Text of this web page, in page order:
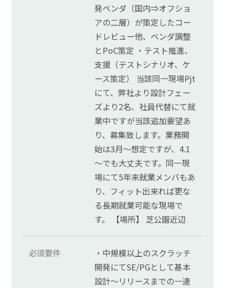
発ベンダ（国内⇒オフショ
アの二層）が策定したコー
ドレビュー他、ベンダ調整
とPoC策定 ・テスト推進、
支援（テストシナリオ、ケ
ース策定） 当該同一現場Pjt
にて、弊社より設計フェー
ズより2名、社員代替にて就
業中ですが当該追加要望あ
り、募集致します。業務開
始は3月～想定ですが、4.1
～でも大丈夫です。同一現
場にて5年来就業メンバもあ
り、フィット出来れば更な
る長期就業可能な現場で
す。 【場所】 芝公園近辺
必須要件
・中規模以上のスクラッチ
開発にてSE/PGとして基本
設計～リリースまでの一連